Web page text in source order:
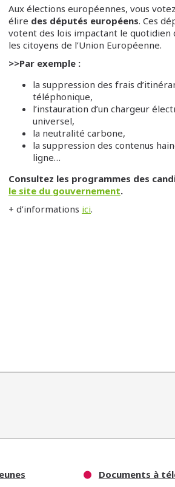
Aux élections européennes, vous
élire des députés européens. Ces
votent des lois impactant le quotidien
les citoyens de l’Union Européenne.
>>Par exemple :
la suppression des frais
téléphonique,
l’instauration d’un chargeur
universel,
la neutralité carbone,
la suppression des contenus
ligne…
Consultez les programmes des
le site du gouvernement.
+ d’informations ici.
Documents à